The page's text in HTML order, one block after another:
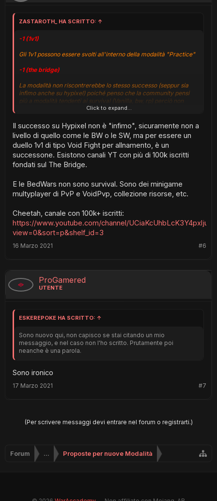
ZASTAROTH_ HA SCRITTO: ↑
-1 (1v1)
Gli 1v1 possono essere svolti all'interno della modalità "Practice"
-1 (the bridge)
La modalità non riscontrerebbe lo stesso successo (seppur sia
infimo anche su hypixel) poiché penso che la community pensi
più a modalità tendenti ai survival (Vanilla, bw, rp) perciò non
converrebbe tenerla aperta per poi penalizzarne altre.
Grazie per i consigli e Buona Giornata!
Click to expand...
Il successo su Hypixel non è "infimo", sicuramente non a
livello di quello come le BW o le SW, ma per essere un
duello 1v1 di tipo Void Fight per allnamento, è un
successone. Esistono canali YT con più di 100k iscritti
fondati sul The Bridge.
E le BedWars non sono survival. Sono dei minigame
multyplayer di PvP e VoidPvp, collezione risorse, etc.
Cheetah, canale con 100k+ iscritti:
https://www.youtube.com/channel/
view=0&sort=p&shelf_id=3
#6
16 Marzo 2021
ProGamered
UTENTE
ESKEREPOKE HA SCRITTO: ↑
Sono nuovo qui, non capisco se stai citando un mio
messaggio, e nel caso non l'ho scritto. Prutamente poi
neanche è una parola.
Sono ironico
#7
17 Marzo 2021
(Per scrivere messaggi devi entrare nel forum o registrarti.)
Forum ... Proposte per nuove Modalità